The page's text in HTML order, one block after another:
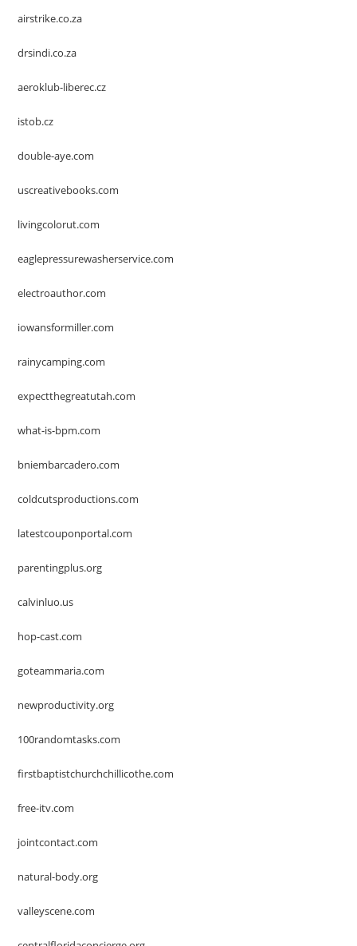
airstrike.co.za
drsindi.co.za
aeroklub-liberec.cz
istob.cz
double-aye.com
uscreativebooks.com
livingcolorut.com
eaglepressurewasherservice.com
electroauthor.com
iowansformiller.com
rainycamping.com
expectthegreatutah.com
what-is-bpm.com
bniembarcadero.com
coldcutsproductions.com
latestcouponportal.com
parentingplus.org
calvinluo.us
hop-cast.com
goteammaria.com
newproductivity.org
100randomtasks.com
firstbaptistchurchchillicothe.com
free-itv.com
jointcontact.com
natural-body.org
valleyscene.com